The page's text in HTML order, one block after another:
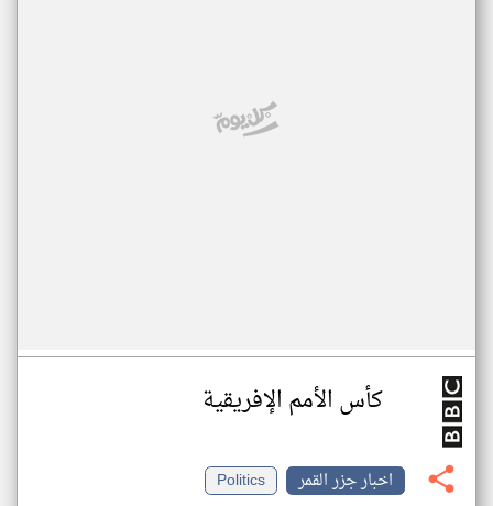
كأس الأمم الإفريقية
اخبار جزر القمر
Politics